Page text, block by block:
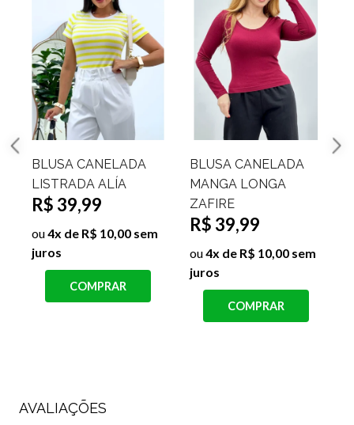
BLUSA CANELADA
LISTRADA ALÍA
R$ 39,99
ou4x de R$ 10,00 sem
juros
COMPRAR
BLUSA CANELADA
MANGA LONGA
ZAFIRE
R$ 39,99
ou4x de R$ 10,00 sem
juros
COMPRAR
AVALIAÇÕES